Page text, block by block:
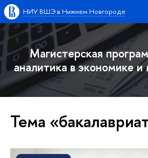
НИУ ВШЭ в Нижнем Новгороде
Магистерская
аналитика в экономике
Тема